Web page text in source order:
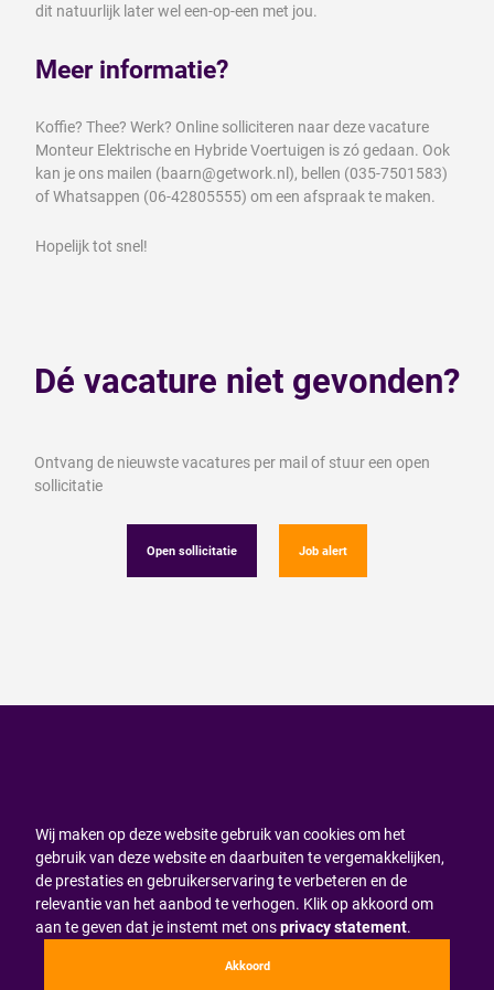
dit natuurlijk later wel een-op-een met jou.
Meer informatie?
Koffie? Thee? Werk? Online solliciteren naar deze vacature
Monteur Elektrische en Hybride Voertuigen is zó gedaan. Ook
kan je ons mailen (baarn@getwork.nl), bellen (035-7501583)
of Whatsappen (06-42805555) om een afspraak te maken.
Hopelijk tot snel!
Dé vacature niet gevonden?
Ontvang de nieuwste vacatures per mail of stuur een open
sollicitatie
Open sollicitatie Job alert
Wij maken op deze website gebruik van cookies om het
gebruik van deze website en daarbuiten te vergemakkelijken,
de prestaties en gebruikerservaring te verbeteren en de
relevantie van het aanbod te verhogen. Klik op akkoord om
aan te geven dat je instemt met onsprivacy statement.
Akkoord